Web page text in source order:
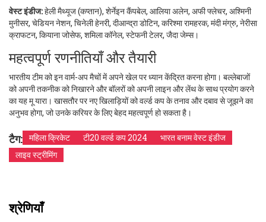
वेस्ट इंडीज:हेली मैथ्यूज (कप्तान), शेर्नेइन कैंपबेल, आलिया अलेन, अफी फ्लेचर, अश्मिनी
मुनीसर, चेडियन नेशन, चिनेली हेनरी, दीआन्द्रा डोटिन, करिश्मा रामहरक, मंदी मंग्रु, नेरीसा
क्राफटन, कियाना जोसेफ, शमिला कॉनेल, स्टेफनी टेलर, जैदा जेम्स।
महत्वपूर्ण रणनीतियाँ और तैयारी
भारतीय टीम को इन वार्म-अप मैचों में अपने खेल पर ध्यान केंद्रित करना होगा। बल्लेबाजों
को अपनी तकनीक को निखारने और बॉलरों को अपनी लाइन और लेंथ के साथ प्रयोग करने
का यह मू यारा। खासतौर पर नए खिलाड़ियों को वर्ल्ड कप के तनाव और दबाव से जूझने का
अनुभव होगा, जो उनके करियर के लिए बेहद महत्वपूर्ण हो सकता है।
टैग: महिला क्रिकेट टी20 वर्ल्ड कप 2024
भारत बनाम वेस्ट इंडीज
लाइव स्ट्रीमिंग
श्रेणियाँ